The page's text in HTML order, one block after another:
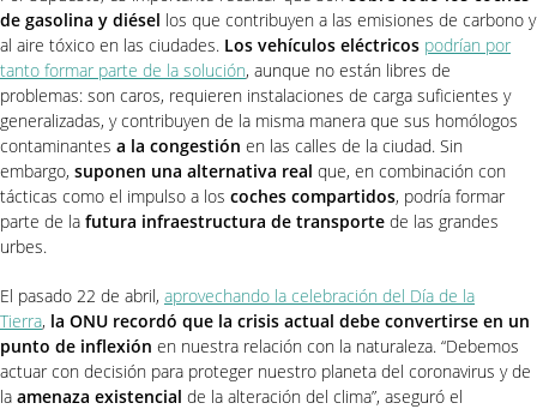
de gasolina y diésel los que contribuyen a las emisiones de carbono y
al aire tóxico en las ciudades. Los vehículos eléctricos podrían por
tanto formar parte de la solución, aunque no están libres de
problemas: son caros, requieren instalaciones de carga suficientes y
generalizadas, y contribuyen de la misma manera que sus homólogos
contaminantes a la congestión en las calles de la ciudad. Sin
embargo, suponen una alternativa real que, en combinación con
tácticas como el impulso a los coches compartidos, podría formar
parte de la futura infraestructura de transporte de las grandes
urbes.
El pasado 22 de abril, aprovechando la celebración del Día de la
Tierra, la ONU recordó que la crisis actual debe convertirse en un
punto de inflexión en nuestra relación con la naturaleza. “Debemos
actuar con decisión para proteger nuestro planeta del coronavirus y de
la amenaza existencial de la alteración del clima”, aseguró el